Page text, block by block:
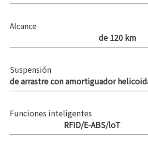
de 120 km
de arrastre con amortiguador
Funciones
RFID/E-ABS/loT